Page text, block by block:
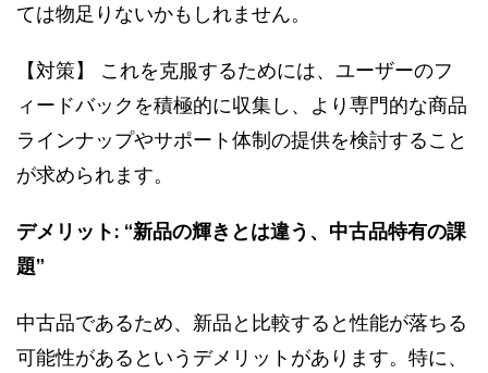
ては物足りないかもしれません。
【対策】 これを克服するためには、ユーザーのフ
ィードバックを積極的に収集し、より専門的な商品
ラインナップやサポート体制の提供を検討すること
が求められます。
デメリット: “新品の輝きとは違う、中古品特有の課
題”
中古品であるため、新品と比較すると性能が落ちる
可能性があるというデメリットがあります。特に、